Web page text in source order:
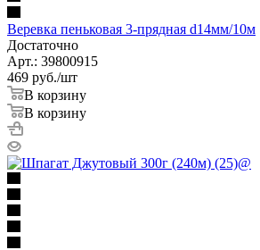
Веревка пеньковая 3-прядная d14мм/10м
Достаточно
Арт.: 39800915
469 руб./шт
В корзину
В корзину